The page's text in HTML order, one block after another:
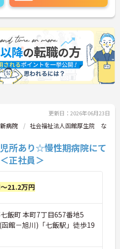
更新日：2026年06月23日
病院
社会福祉法人函館厚生院 な
児所あり☆慢性期病院にて
正社員＞
21.2万円
飯町 本町7丁目657番地5
函館－旭川)「七飯駅」徒歩19